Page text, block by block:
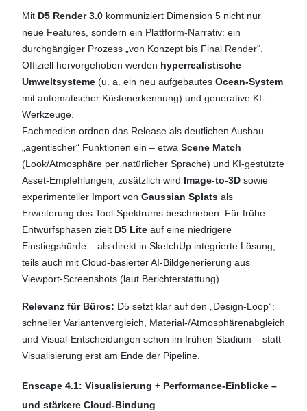
Mit D5 Render 3.0 kommuniziert Dimension 5 nicht nur
neue Features, sondern ein Plattform-Narrativ: ein
durchgängiger Prozess „von Konzept bis Final Render“.
Offiziell hervorgehoben werden hyperrealistische
Umweltsysteme (u. a. ein neu aufgebautes Ocean-System
mit automatischer Küstenerkennung) und generative KI-
Werkzeuge.
Fachmedien ordnen das Release als deutlichen Ausbau
„agentischer“ Funktionen ein – etwa Scene Match
(Look/Atmosphäre per natürlicher Sprache) und KI-gestützte
Asset-Empfehlungen; zusätzlich wird Image-to-3D sowie
experimenteller Import von Gaussian Splats als
Erweiterung des Tool-Spektrums beschrieben. Für frühe
Entwurfsphasen zielt D5 Lite auf eine niedrigere
Einstiegshürde – als direkt in SketchUp integrierte Lösung,
teils auch mit Cloud-basierter AI-Bildgenerierung aus
Viewport-Screenshots (laut Berichterstattung).
Relevanz für Büros: D5 setzt klar auf den „Design-Loop“:
schneller Variantenvergleich, Material-/Atmosphärenabgleich
und Visual-Entscheidungen schon im frühen Stadium – statt
Visualisierung erst am Ende der Pipeline.
Enscape 4.1: Visualisierung + Performance-Einblicke –
und stärkere Cloud-Bindung